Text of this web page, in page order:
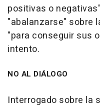
positivas o
"abalanzarse" sobre
"para conseguir sus
intento.
NO AL DIÁLOGO
Interrogado sobre la